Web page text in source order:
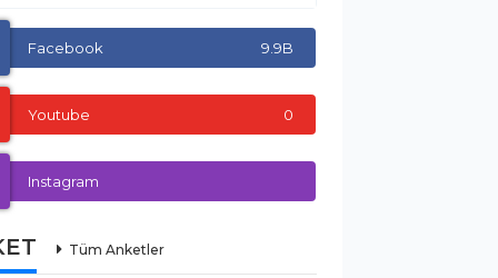
Facebook 9.9B
Youtube 0
Instagram
Tüm Anketler